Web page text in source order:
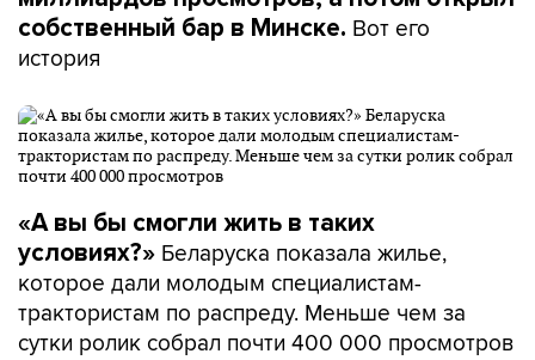
собственный бар в Минске. Вот его
история
«А вы бы смогли жить в таких
условиях?» Беларуска показала жилье,
которое дали молодым специалистам-
трактористам по распреду. Меньше чем за
сутки ролик собрал почти 400 000 просмотров